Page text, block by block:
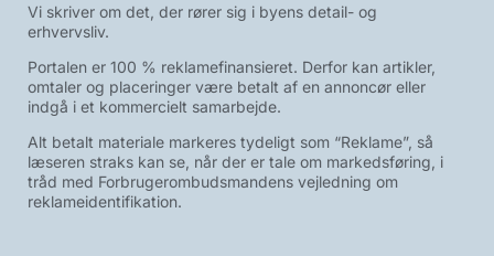
Vi skriver om det, der rører sig i byens detail- og
erhvervsliv.
Portalen er 100 % reklamefinansieret. Derfor kan artikler,
omtaler og placeringer være betalt af en annoncør eller
indgå i et kommercielt samarbejde.
Alt betalt materiale markeres tydeligt som “Reklame”, så
læseren straks kan se, når der er tale om markedsføring, i
tråd med Forbrugerombudsmandens vejledning om
reklameidentifikation.